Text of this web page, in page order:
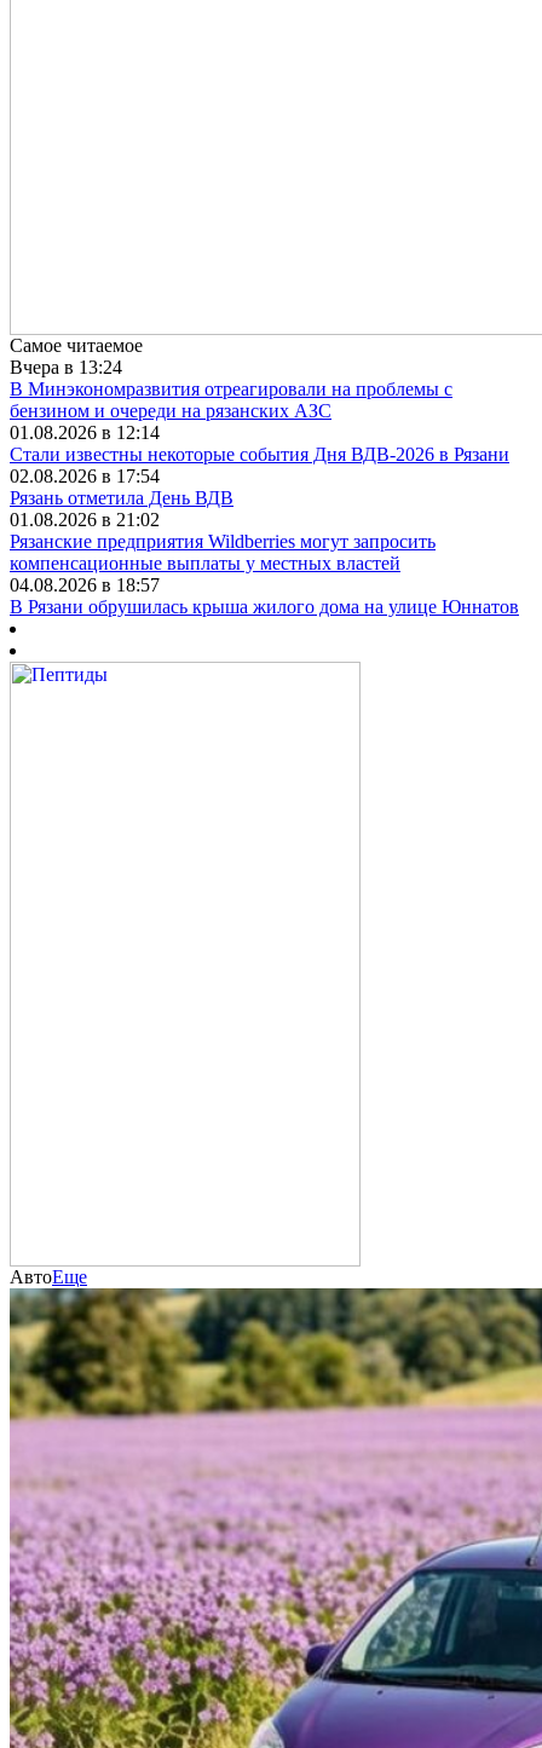
Самое читаемое
Вчера в 13:24
В Минэкономразвития отреагировали на проблемы с
бензином и очереди на рязанских АЗС
01.08.2026 в 12:14
Стали известны некоторые события Дня ВДВ-2026 в Рязани
02.08.2026 в 17:54
Рязань отметила День ВДВ
01.08.2026 в 21:02
Рязанские предприятия Wildberries могут запросить
компенсационные выплаты у местных властей
04.08.2026 в 18:57
В Рязани обрушилась крыша жилого дома на улице Юннатов
АвтоЕще